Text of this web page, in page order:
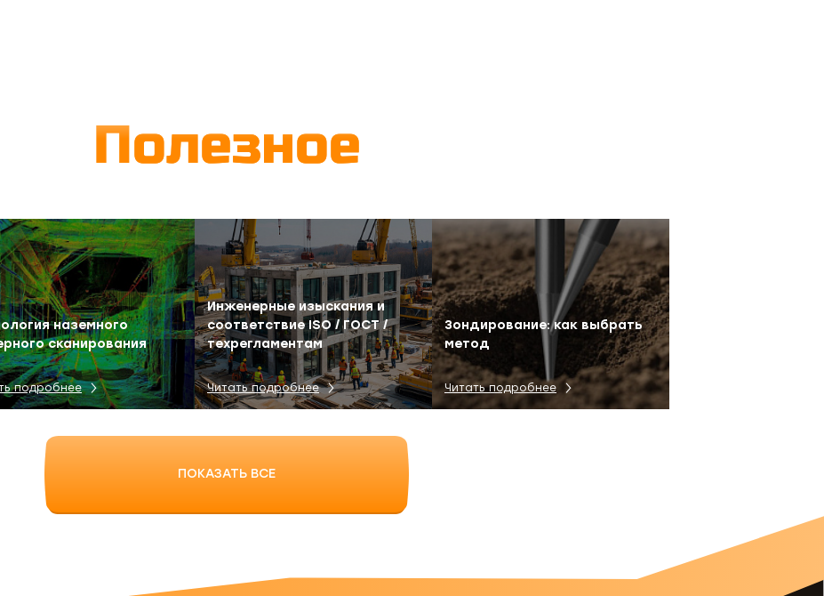
Полезное
наземного
сканирования
подробнее
Инженерные изыскания и
соответствие ISO / ГОСТ /
техрегламентам
Читать подробнее
Зондирование: как выбрать
метод
Читать подробнее
ПОКАЗАТЬ ВСЕ